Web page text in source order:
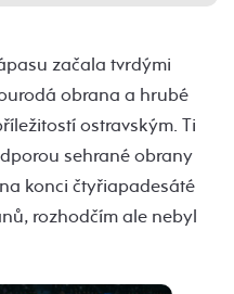
začala tvrdými
obrana a hrubé
ostravským. Ti
sehrané obrany
konci čtyřiapadesáté
rozhodčím ale nebyl